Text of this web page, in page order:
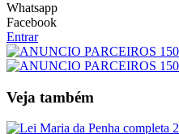
Whatsapp
Facebook
Entrar
Veja também